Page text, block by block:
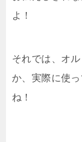
よ！
それでは、オ
か、実際に使
ね！